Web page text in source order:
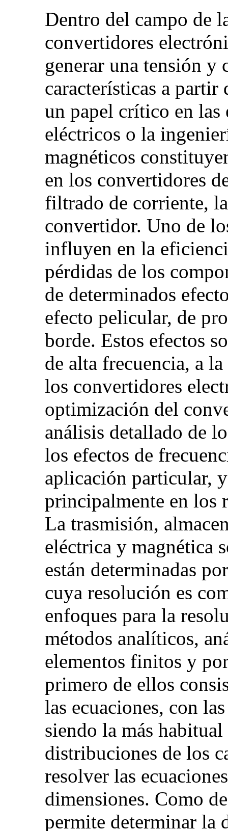
Dentro del campo de
convertidores
generar una tensión y
características a partir
un papel crítico en las
eléctricos o la
magnéticos
en los convertidores
filtrado de corriente,
convertidor. Uno de
influyen en la
pérdidas de los
de determinados
efecto pelicular, de
borde. Estos efectos
de alta frecuencia, a
los convertidores
optimización del
análisis detallado de
los efectos de
aplicación particular,
principalmente en los
La trasmisión,
eléctrica y magnética
están determinadas
cuya resolución es
enfoques para la
métodos analíticos,
elementos finitos y
primero de ellos
las ecuaciones, con
siendo la más
distribuciones de los
resolver las
dimensiones. Como
permite determinar la